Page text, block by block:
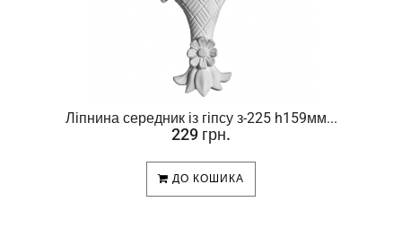
Ліпнина середник із гіпсу з-225 h159мм...
229 грн.
ДО КОШИКА